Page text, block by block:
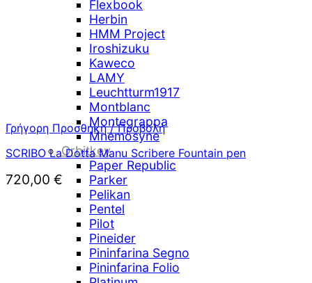
Flexbook
Herbin
HMM Project
Iroshizuku
Kaweco
LAMY
Leuchtturm1917
Montblanc
Montegrappa
Mnemosyne
Orbitkey
Paper Republic
Parker
Pelikan
Pentel
Pilot
Pineider
Pininfarina Segno
Pininfarina Folio
Γρήγορη Προσθήκη / Προβολή
SCRIBO La Dotta Manu Scribere Fountain pen
720,00 €